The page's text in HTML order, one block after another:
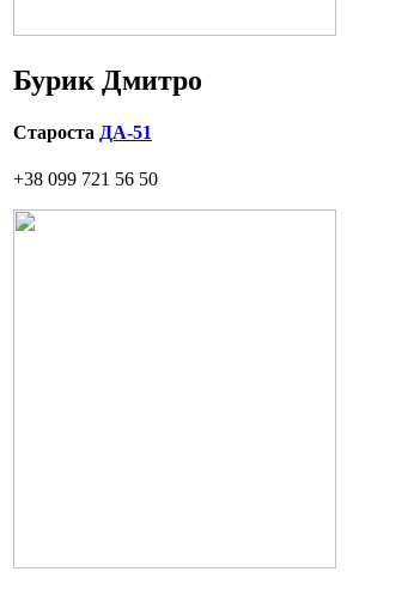
Бурик Дмитро
Староста ДА-51
+38 099 721 56 50